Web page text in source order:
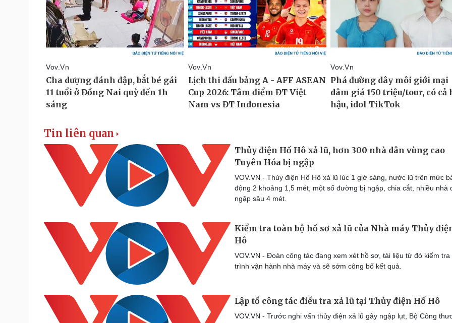
Tin liên quan
Thủy điện Hố Hô xả lũ, hơn 300 nhà dân vùng cao
Tuyên Hóa bị ngập
VOV.VN - Thủy điện Hố Hô xả lũ lúc 1 giờ sáng, nước lũ trên mức
động 2 khoảng 1,5 mét, một số đường bị ngập, chia cắt, nhiều nhà
ngập sâu 4 mét.
Kiểm tra toàn bộ hồ sơ xả lũ của Nhà máy Thủy
Hô
VOV.VN - Đoàn công tác đang xem xét hồ sơ, tài liệu từ đó kiểm tra
trình vận hành nhà máy và sẽ sớm công bố kết quả.
Lập tổ công tác điều tra xả lũ tại Thủy điện Hố Hô
VOV.VN - Trước nghi vấn thủy điện xả lũ gây ngập lụt, Bộ Công